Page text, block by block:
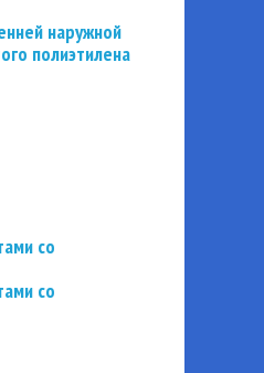
наружной
полиэтилена
со
со